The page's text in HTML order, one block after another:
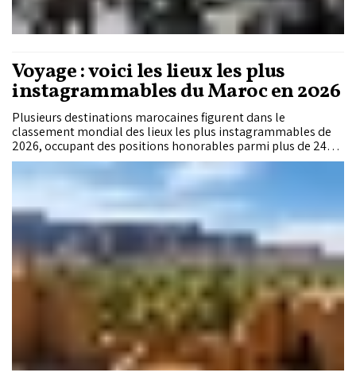
Voyage : voici les lieux les plus
instagrammables du Maroc en 2026
Plusieurs destinations marocaines figurent dans le
classement mondial des lieux les plus instagrammables de
2026, occupant des positions honorables parmi plus de 240
villes, monuments et sites insolites analysés à travers le
monde. Basée sur les recherches Google ainsi que la
popularité sur Instagram et TikTok, cette étude publiée par
PlayersTime confirme l’attrait grandissant du Maroc au
moment où le secteur du tourisme est de plus en plus
influencé par les réseaux sociaux et le contenu visuel.